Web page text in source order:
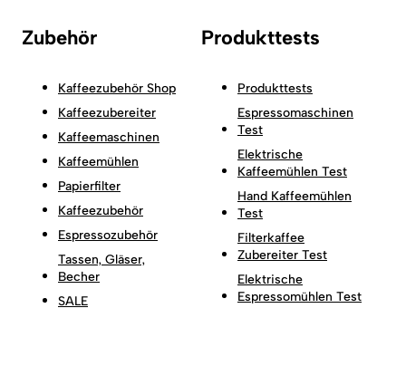
Zubehör
Kaffeezubehör Shop
Kaffeezubereiter
Kaffeemaschinen
Kaffeemühlen
Papierfilter
Kaffeezubehör
Espressozubehör
Tassen, Gläser,
Becher
SALE
Produkttests
Produkttests
Espressomaschinen
Test
Elektrische
Kaffeemühlen Test
Hand Kaffeemühlen
Test
Filterkaffee
Zubereiter Test
Elektrische
Espressomühlen Test